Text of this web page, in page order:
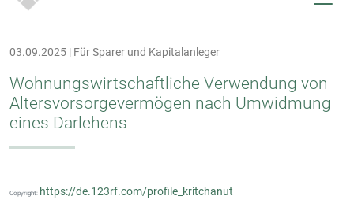
03.09.2025 | Für Sparer und Kapitalanleger
Wohnungswirtschaftliche Verwendung von
Altersvorsorgevermögen nach Umwidmung
eines Darlehens
Copyright: https://de.123rf.com/profile_kritchanut